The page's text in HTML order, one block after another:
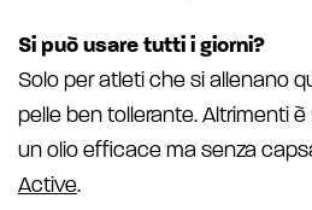
Si può usare tutti i giorni?
Solo per atleti che si allenano
pelle ben tollerante. Altrimenti
un olio efficace ma senza
Active.